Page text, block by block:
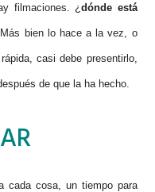
filmaciones. ¿dónde está
bien lo hace a la vez, o
casi debe presentirlo,
de que la ha hecho.
cada cosa, un tiempo para